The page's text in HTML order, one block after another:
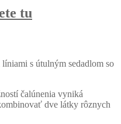
tu
s útulným sedadlom so
čalúnenia vyniká
dve látky rôznych